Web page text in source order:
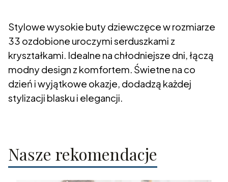
Stylowe wysokie buty dziewczęce w rozmiarze
33 ozdobione uroczymi serduszkami z
kryształkami. Idealne na chłodniejsze dni, łączą
modny design z komfortem. Świetne na co
dzień i wyjątkowe okazje, dodadzą każdej
stylizacji blasku i elegancji.
Nasze rekomendacje